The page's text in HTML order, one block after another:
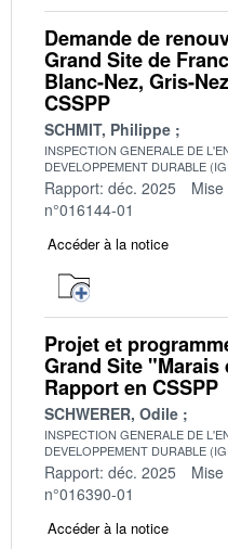
Demande de
Grand Site de
Blanc-Nez, Gris-
CSSPP
SCHMIT, Philippe
INSPECTION GENERALE DE
DEVELOPPEMENT DURABLE
Rapport: déc. 2025
n°016144-01
Accéder à la notice
Projet et
Grand Site "Marais
Rapport en CSSPP
SCHWERER, Odile
INSPECTION GENERALE DE
DEVELOPPEMENT DURABLE
Rapport: déc. 2025
n°016390-01
Accéder à la notice